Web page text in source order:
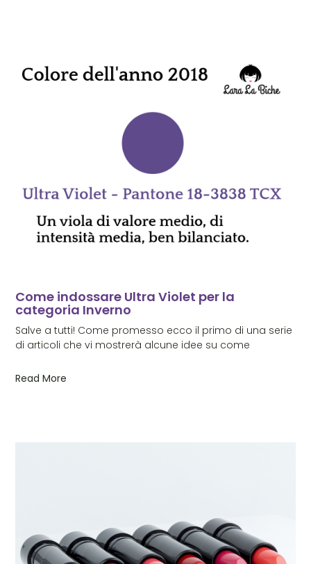
Come indossare Ultra Violet per la
categoria Inverno
Salve a tutti! Come promesso ecco il primo di una serie
di articoli che vi mostrerà alcune idee su come
Read More